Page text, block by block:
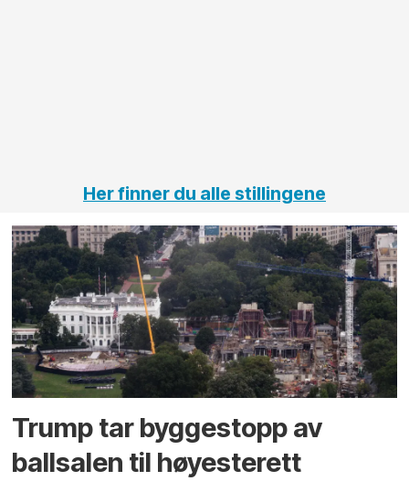
Her finner du alle stillingene
Trump tar byggestopp av
ballsalen til høyesterett